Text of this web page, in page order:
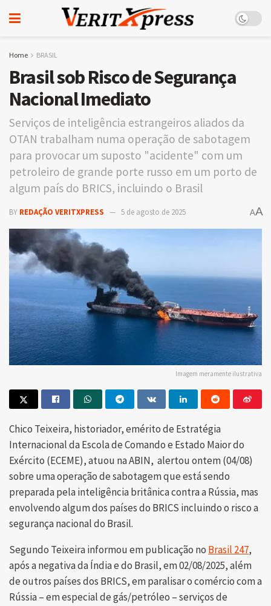
Home BRASIL
Brasil sob Risco de Segurança
Nacional Imediato
Serviços de inteligência estrangeiros aliados da
OTAN trabalham numa operação de sabotagem
para provocar um suposto "acidente" com um
petroleiro de grande porte russo em um porto de
algum país do BRICS, incluindo o Brasil
BY REDAÇÃO VERITXPRESS 5 de agosto de 2025 AA
Imagem meramente ilustrativa
Chico Teixeira, historiador, emérito de Estratégia
Internacional da Escola de Comando e Estado Maior do
Exército (ECEME), atuou na ABIN, alertou ontem (04/08)
sobre uma operação de sabotagem que está sendo
preparada pela inteligência britânica contra a Rússia, mas
envolvendo algum dos países do BRICS incluindo o risco a
segurança nacional do Brasil.
Segundo Teixeira informou em publicação no Brasil 247,
após a negativa da Índia e do Brasil, em 02/08/2025, além
de outros países dos BRICS, em paralisar o comércio com a
Rússia – em especial de gás/petróleo – serviços de